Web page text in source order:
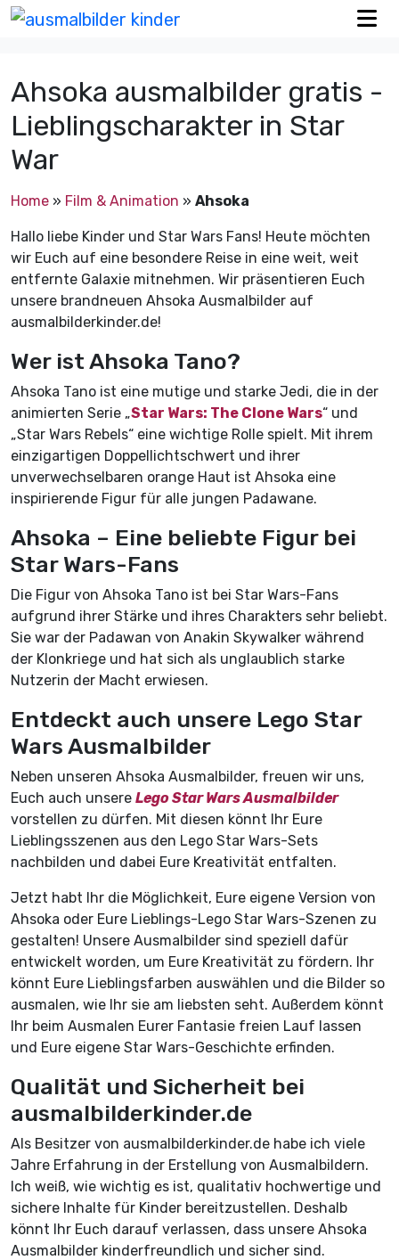
Ahsoka ausmalbilder gratis -
Lieblingscharakter in Star
War
Home » Film & Animation » Ahsoka
Hallo liebe Kinder und Star Wars Fans! Heute möchten
wir Euch auf eine besondere Reise in eine weit, weit
entfernte Galaxie mitnehmen. Wir präsentieren Euch
unsere brandneuen Ahsoka Ausmalbilder auf
ausmalbilderkinder.de!
Wer ist Ahsoka Tano?
Ahsoka Tano ist eine mutige und starke Jedi, die in der
animierten Serie „Star Wars: The Clone Wars“ und
„Star Wars Rebels“ eine wichtige Rolle spielt. Mit ihrem
einzigartigen Doppellichtschwert und ihrer
unverwechselbaren orange Haut ist Ahsoka eine
inspirierende Figur für alle jungen Padawane.
Ahsoka – Eine beliebte Figur bei
Star Wars-Fans
Die Figur von Ahsoka Tano ist bei Star Wars-Fans
aufgrund ihrer Stärke und ihres Charakters sehr beliebt.
Sie war der Padawan von Anakin Skywalker während
der Klonkriege und hat sich als unglaublich starke
Nutzerin der Macht erwiesen.
Entdeckt auch unsere Lego Star
Wars Ausmalbilder
Neben unseren Ahsoka Ausmalbilder, freuen wir uns,
Euch auch unsere Lego Star Wars Ausmalbilder
vorstellen zu dürfen. Mit diesen könnt Ihr Eure
Lieblingsszenen aus den Lego Star Wars-Sets
nachbilden und dabei Eure Kreativität entfalten.
Jetzt habt Ihr die Möglichkeit, Eure eigene Version von
Ahsoka oder Eure Lieblings-Lego Star Wars-Szenen zu
gestalten! Unsere Ausmalbilder sind speziell dafür
entwickelt worden, um Eure Kreativität zu fördern. Ihr
könnt Eure Lieblingsfarben auswählen und die Bilder so
ausmalen, wie Ihr sie am liebsten seht. Außerdem könnt
Ihr beim Ausmalen Eurer Fantasie freien Lauf lassen
und Eure eigene Star Wars-Geschichte erfinden.
Qualität und Sicherheit bei
ausmalbilderkinder.de
Als Besitzer von ausmalbilderkinder.de habe ich viele
Jahre Erfahrung in der Erstellung von Ausmalbildern.
Ich weiß, wie wichtig es ist, qualitativ hochwertige und
sichere Inhalte für Kinder bereitzustellen. Deshalb
könnt Ihr Euch darauf verlassen, dass unsere Ahsoka
Ausmalbilder kinderfreundlich und sicher sind.